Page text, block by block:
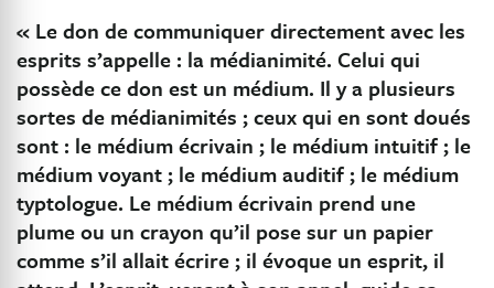
« Le don de communiquer directement avec les
esprits s’appelle : la médianimité. Celui qui
possède ce don est un médium. Il y a plusieurs
sortes de médianimités ; ceux qui en sont doués
sont : le médium écrivain ; le médium intuitif ; le
médium voyant ; le médium auditif ; le médium
typtologue. Le médium écrivain prend une
plume ou un crayon qu’il pose sur un papier
comme s’il allait écrire ; il évoque un esprit, il